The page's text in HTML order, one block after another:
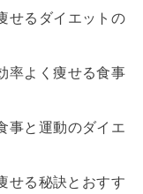
せるダイエットの
率よく痩せる食事
事と運動のダイエ
せる秘訣とおすす